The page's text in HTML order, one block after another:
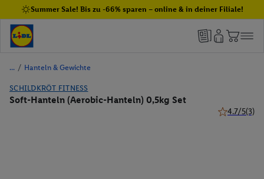
Summer Sale! Bis zu -66% sparen – online & in deiner Filiale!
/ Hanteln & Gewichte
SCHILDKRÖT FITNESS
Soft-Hanteln (Aerobic-Hanteln) 0,5kg Set
4.7/5(3)